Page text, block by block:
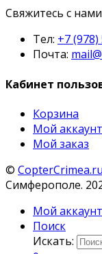
Свяжитесь с
Тел: +7
Почта:
Кабинет
Корзина
Мой аккаунт
Мой заказ
© CopterCrimea.ru
Симферополе.
Мой аккаунт
Поиск
Искать: